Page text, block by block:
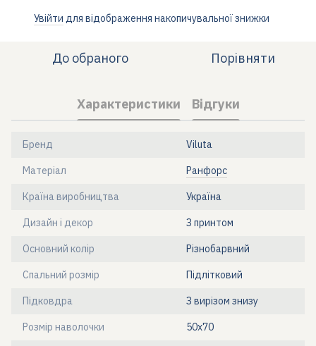
Увійти для відображення накопичувальної знижки
До обраного Порівняти
Характеристики Відгуки
Бренд Viluta
Матеріал Ранфорс
Країна виробництва Україна
Дизайн і декор З принтом
Основний колір Різнобарвний
Спальний розмір Підлітковий
Підковдра З вирізом знизу
Розмір наволочки 50х70